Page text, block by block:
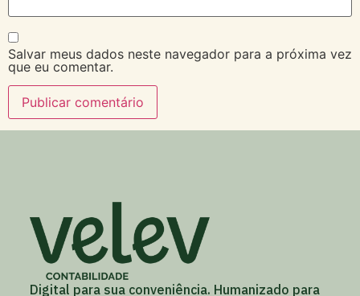
Salvar meus dados neste navegador para a próxima vez
que eu comentar.
Digital para sua conveniência. Humanizado para